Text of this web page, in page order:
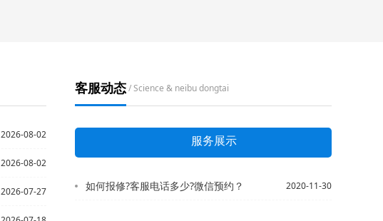
2026-08-02
2026-08-02
2026-07-27
客服动态/ Science & neibu dongtai
服务展示
如何报修?客服电话多少?微信预约？ 2020-11-30